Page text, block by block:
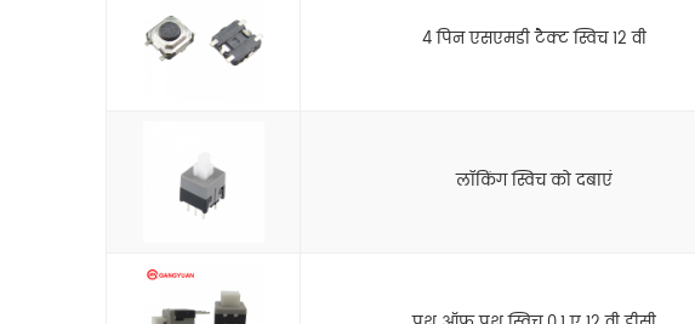
4 पिन एसएमडी टैक्ट स्विच 12 वी
लॉकिंग स्विच को दबाएं